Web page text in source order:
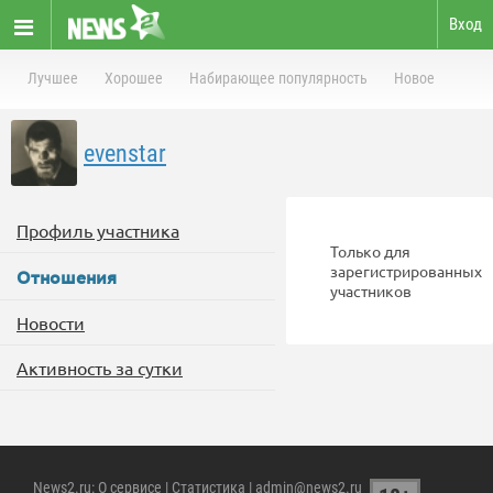
Вход
Лучшее Хорошее Набирающее популярность Новое
evenstar
Профиль участника
Отношения
Новости
Активность за сутки
Только для
зарегистрированных
участников
News2.ru: О сервисе | Статистика | admin@news2.ru